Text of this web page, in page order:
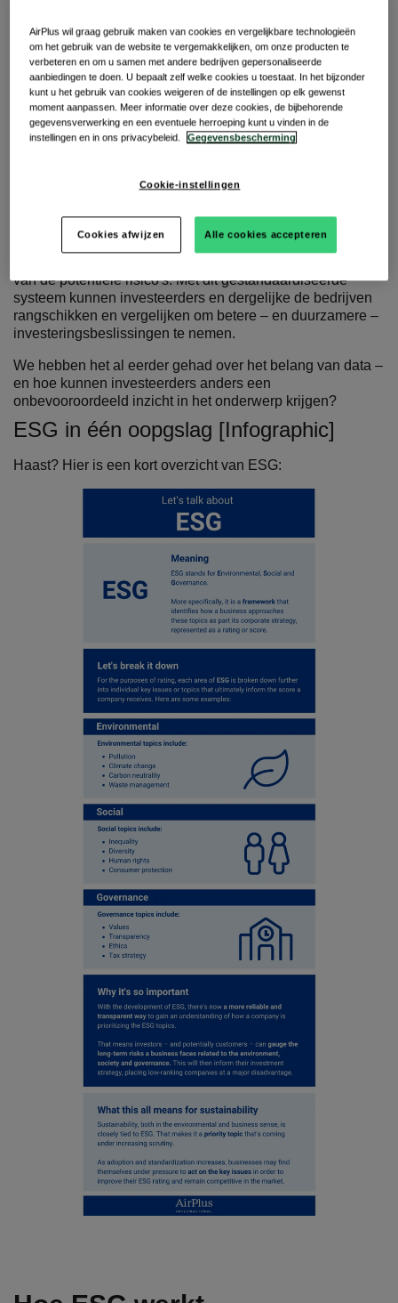
zijn bedrijfsstrategie.
Zie het als een verzamelterm die veel verschillende
aspecten dekt die u zou verwachten als onderdeel van de
agenda voor maatschappelijk verantwoord ondernemen
van een bedrijf.
bedrijven te rangschikken.
hoe een bedrijf onderwerpen op het gebied van ESG
van de potentiële risico's. Met dit gestandaardiseerde
systeem kunnen investeerders en dergelijke de bedrijven
rangschikken en vergelijken om betere – en duurzamere –
investeringsbeslissingen te nemen.
We hebben het al eerder gehad over het belang van data –
en hoe kunnen investeerders anders een
onbevooroordeeld inzicht in het onderwerp krijgen?
ESG in één oopgslag [Infographic]
Haast? Hier is een kort overzicht van ESG:
AirPlus wil graag gebruik maken van cookies en vergelijkbare technologieën
om het gebruik van de website te vergemakkelijken, om onze producten te
verbeteren en om u samen met andere bedrijven gepersonaliseerde
aanbiedingen te doen. U bepaalt zelf welke cookies u toestaat. In het bijzonder
kunt u het gebruik van cookies weigeren of de instellingen op elk gewenst
moment aanpassen. Meer informatie over deze cookies, de bijbehorende
gegevensverwerking en een eventuele herroeping kunt u vinden in de
instellingen en in ons privacybeleid.
Gegevensbescherming
Cookie-instellingen
Cookies afwijzen Alle cookies accepteren